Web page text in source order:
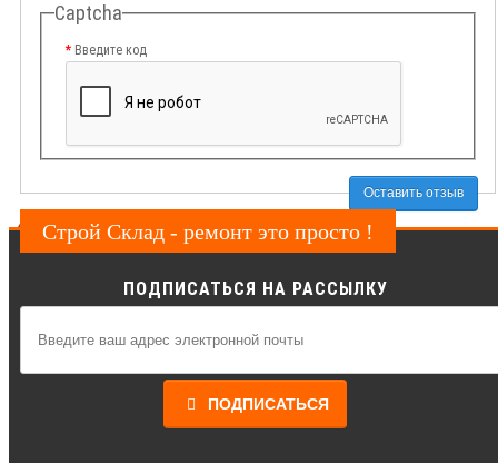
Captcha
Введите код
Оставить отзыв
Строй Склад - ремонт это просто !
ПОДПИСАТЬСЯ НА РАССЫЛКУ
ПОДПИСАТЬСЯ